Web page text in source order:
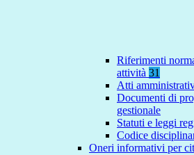
Riferimenti
attività 31
Atti
Documenti di
gestionale
Statuti e leggi
Codice
Oneri informativi per